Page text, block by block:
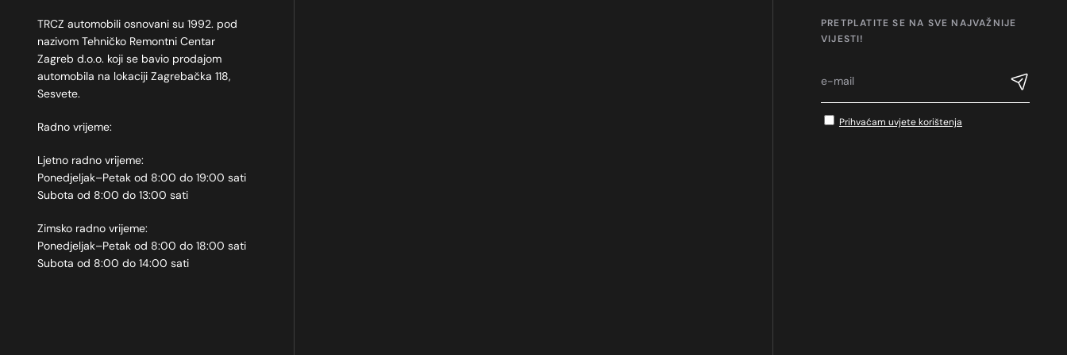
TRCZ automobili osnovani su 1992. pod
nazivom Tehničko Remontni Centar
Zagreb d.o.o. koji se bavio prodajom
automobila na lokaciji Zagrebačka 118,
Sesvete.
Radno vrijeme:
Ljetno radno vrijeme:
Ponedjeljak–Petak od 8:00 do 19:00 sati
Subota od 8:00 do 13:00 sati
Zimsko radno vrijeme:
Ponedjeljak–Petak od 8:00 do 18:00 sati
Subota od 8:00 do 14:00 sati
PRETPLATITE SE NA SVE NAJVAŽNIJE
VIJESTI!
Prihvaćam uvjete korištenja